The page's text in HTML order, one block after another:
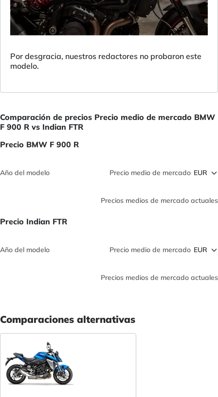
Por desgracia, nuestros redactores no probaron este
modelo.
Comparación de precios Precio medio de mercado BMW
F 900 R vs Indian FTR
Precio BMW F 900 R
Año del modelo Precio medio de mercado
Precios medios de mercado actuales
Precio Indian FTR
Año del modelo Precio medio de mercado
Precios medios de mercado actuales
Comparaciones alternativas